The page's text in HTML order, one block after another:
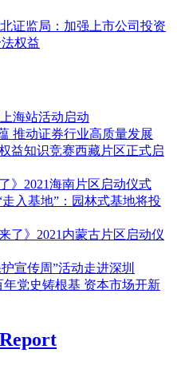
证监局：加强上市公司投资
权益
海站活动启动
推动证券行业高质量发展
益知识竞赛西藏片区正式启
》2021海南片区启动仪式
入基地”：园林式基地将投
了》2021内蒙古片区启动仪
宣传周”活动走进深圳
党史铸根基 资本市场开新